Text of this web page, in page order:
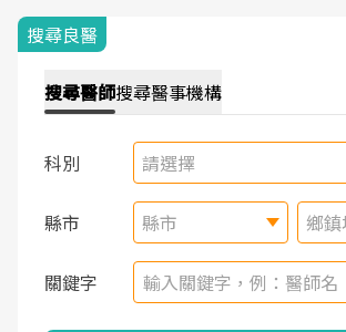
搜尋良醫
搜尋醫師搜尋醫事機構
科別 請選擇
縣市 縣市 鄉
關鍵字